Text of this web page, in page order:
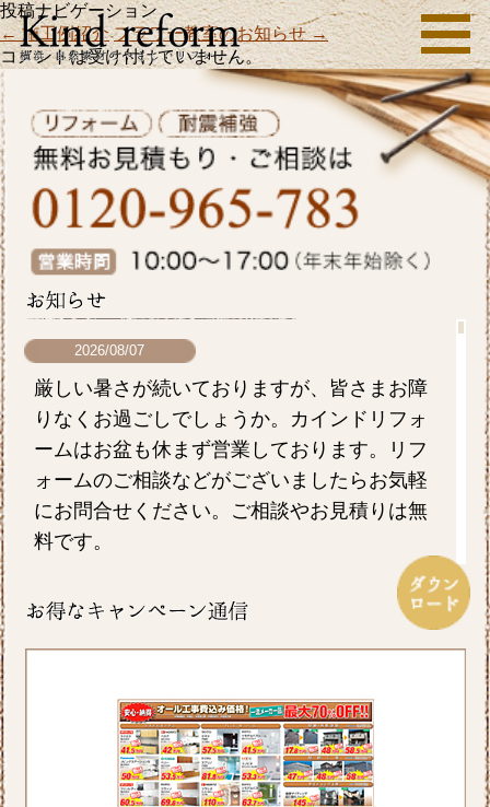
投稿ナビゲーション
←施工例紹介 フラワー教室のお知らせ→
コメントは受け付けていません。
2026/08/07
厳しい暑さが続いておりますが、皆さまお障
りなくお過ごしでしょうか。カインドリフォ
ームはお盆も休まず営業しております。リフ
ォームのご相談などがございましたらお気軽
にお問合せください。ご相談やお見積りは無
料です。
毎日暑い日が続きますがお元気にお過ごしで
摂るなど熱中症対策をしっかりしていきたい
ですね。ホームページでは横浜市S区T様邸の
屋根・外壁のリフォーム事例をアップ致しま
したのでご覧ください。カインドリフォーム